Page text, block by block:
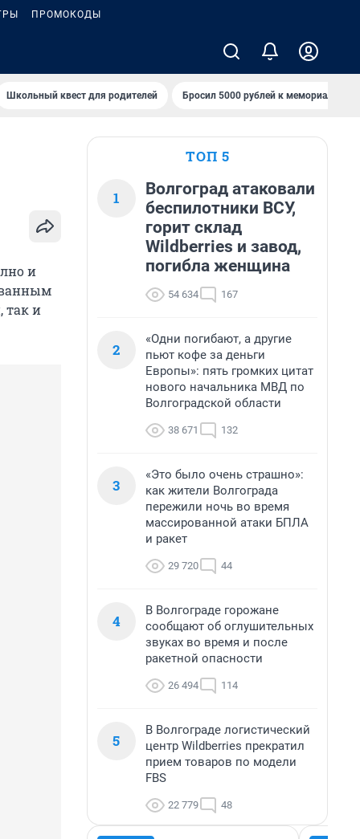
ПРОМОКОДЫ
Школьный квест для родителей Бросил 5000 рублей к мемориалу
и
так и
ТОП 5
1
Волгоград атаковали
беспилотники ВСУ,
горит склад
Wildberries и завод,
погибла женщина
54 634 167
2
«Одни погибают, а другие
пьют кофе за деньги
Европы»: пять громких цитат
нового начальника МВД по
Волгоградской области
38 671 132
3
«Это было очень страшно»:
как жители Волгограда
пережили ночь во время
массированной атаки БПЛА
и ракет
29 720 44
4
В Волгограде горожане
сообщают об оглушительных
звуках во время и после
ракетной опасности
26 494 114
5
В Волгограде логистический
центр Wildberries прекратил
прием товаров по модели
FBS
22 779 48